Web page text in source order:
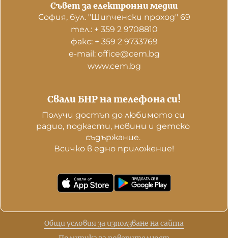
Свали БНР на телефона си!
Получи достъп до любимото си
радио, подкасти, новини и детско
съдържание.
Всичко в едно приложение!
Съвет за електронни медии
София, бул. "Шипченски проход" 69
тел.: + 359 2 9708810
факс: + 359 2 9733769
е-mail: office@cem.bg
www.cem.bg
Общи условия за използване на сайта